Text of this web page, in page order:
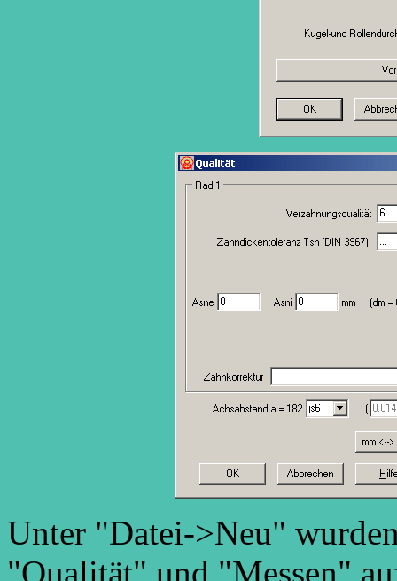
Unter "Datei->Neu"
"Qualität" und "Messen"